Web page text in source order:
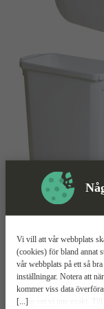
[...]
Vi vill att vår webbplats
(cookies) för bland annat
vår webbplats på ett så
inställningar. Notera att
kommer viss data
bolag vet vi inte exakt.
Skyddsutrustning
Durabin
Stryktålig